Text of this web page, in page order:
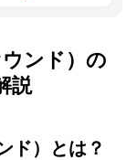
ンド）の
説
ド）とは？